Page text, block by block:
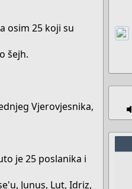
osim 25 koji su
šejh.
Vjerovjesnika,
je 25 poslanika i
Junus, Lut, Idriz,